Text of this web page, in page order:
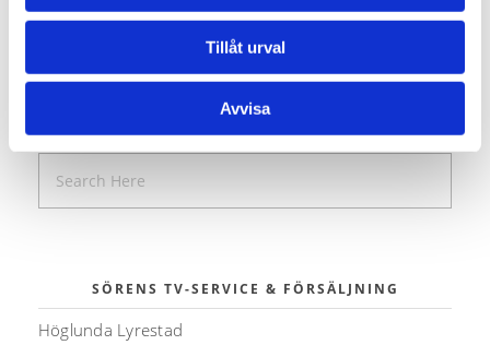
Tillåt urval
Avvisa
SÖRENS TV-SERVICE & FÖRSÄLJNING
Höglunda Lyrestad